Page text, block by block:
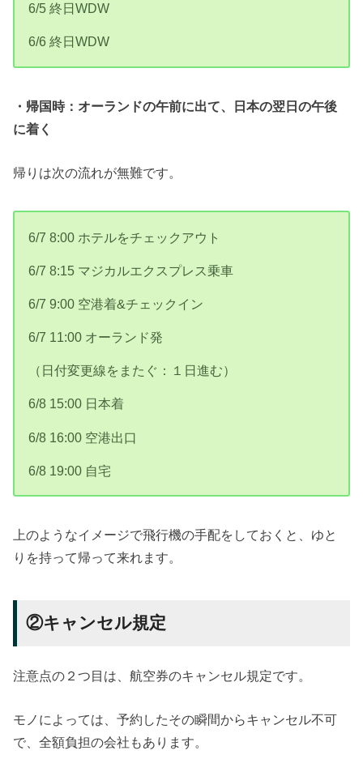
6/5 終日WDW
6/6 終日WDW
・帰国時：オーランドの午前に出て、日本の翌日の午後
に着く
帰りは次の流れが無難です。
6/7 8:00 ホテルをチェックアウト
6/7 8:15 マジカルエクスプレス乗車
6/7 9:00 空港着&チェックイン
6/7 11:00 オーランド発
（日付変更線をまたぐ：１日進む）
6/8 15:00 日本着
6/8 16:00 空港出口
6/8 19:00 自宅
上のようなイメージで飛行機の手配をしておくと、ゆと
りを持って帰って来れます。
②キャンセル規定
注意点の２つ目は、航空券のキャンセル規定です。
モノによっては、予約したその瞬間からキャンセル不可
で、全額負担の会社もあります。